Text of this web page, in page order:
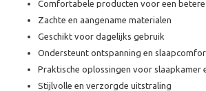
Comfortabele producten voor een
Zachte en aangename materialen
Geschikt voor dagelijks gebruik
Ondersteunt ontspanning en
Praktische oplossingen voor slaapkamer
Stijlvolle en verzorgde uitstraling